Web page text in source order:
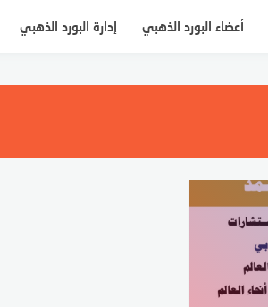
أعضاء البورد الذهبي إدارة البورد الذهبي